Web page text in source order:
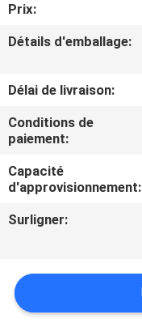
VISITE
DE
CONTRÔLE
DE
LA
QUALITÉ
CONTACTER
Prix:
Détails d'emballage:
Délai de livraison:
Conditions de
paiement:
Capacité
d'approvisionnement:
Surligner: